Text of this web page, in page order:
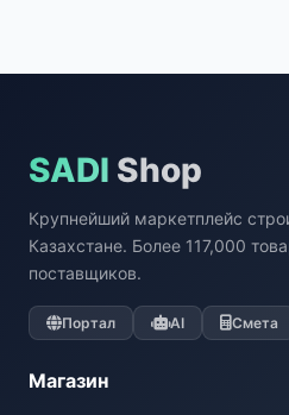
SADI Shop
Крупнейший маркетплейс
Казахстане. Более 117,000
поставщиков.
Портал AI Смета
Магазин